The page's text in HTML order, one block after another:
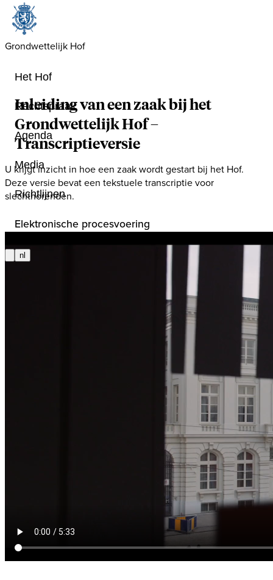
Grondwettelijk Hof
Het Hof
Rechtspraak
Agenda
Media
Richtlijnen
Elektronische procesvoering
nl
Inleiding van een zaak bij het
Grondwettelijk Hof–
Transcriptieversie
U krijgt inzicht in hoe een zaak wordt gestart bij het Hof.
Deze versie bevat een tekstuele transcriptie voor
slechthorenden.